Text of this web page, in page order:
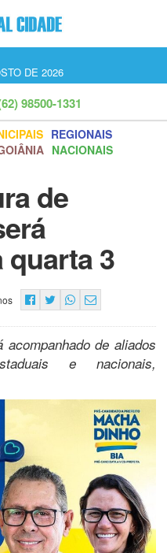
DE 2026
98500-1331
REGIONAIS
NACIONAIS
de
quarta 3
de aliados
e nacionais,